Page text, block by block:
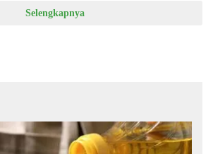
Selengkapnya